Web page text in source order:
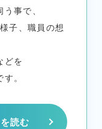
事で、
子、職員の想
どを
。
読む